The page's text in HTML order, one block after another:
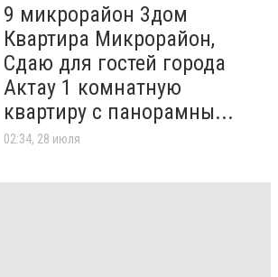
9 микрорайон 3дом
Квартира Микрорайон,
Сдаю для гостей города
Актау 1 комнатную
квартиру с панорамны...
02:34, 28 июля